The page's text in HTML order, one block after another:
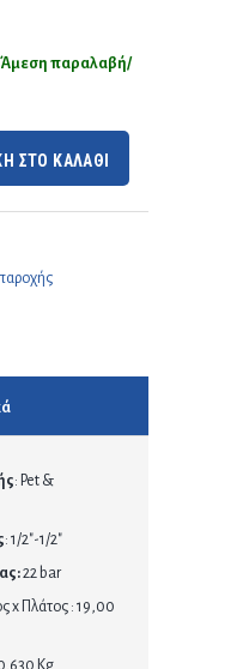
Άμεση παραλαβή/
ΣΤΟ ΚΑΛΑΘΙ
: Pet &
: 1/2″-1/2″
22 bar
x Πλάτος : 19,00
Kg